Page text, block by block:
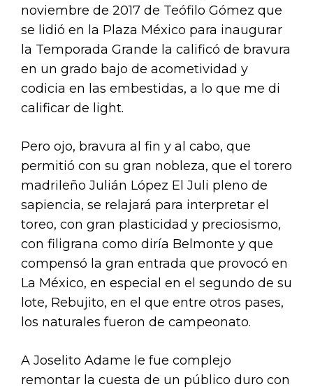
noviembre de 2017 de Teófilo Gómez que
se lidió en la Plaza México para inaugurar
la Temporada Grande la calificó de bravura
en un grado bajo de acometividad y
codicia en las embestidas, a lo que me di
calificar de light.
Pero ojo, bravura al fin y al cabo, que
permitió con su gran nobleza, que el torero
madrileño Julián López El Juli pleno de
sapiencia, se relajará para interpretar el
toreo, con gran plasticidad y preciosismo,
con filigrana como diría Belmonte y que
compensó la gran entrada que provocó en
La México, en especial en el segundo de su
lote, Rebujito, en el que entre otros pases,
los naturales fueron de campeonato.
A Joselito Adame le fue complejo
remontar la cuesta de un público duro con